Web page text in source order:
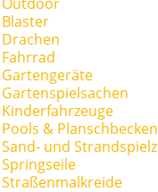
Blaster
Drachen
Fahrrad
Gartengeräte
Gartenspielsachen
Kinderfahrzeuge
Pools & Planschbecken
Sand- und
Springseile
Straßenmalkreide